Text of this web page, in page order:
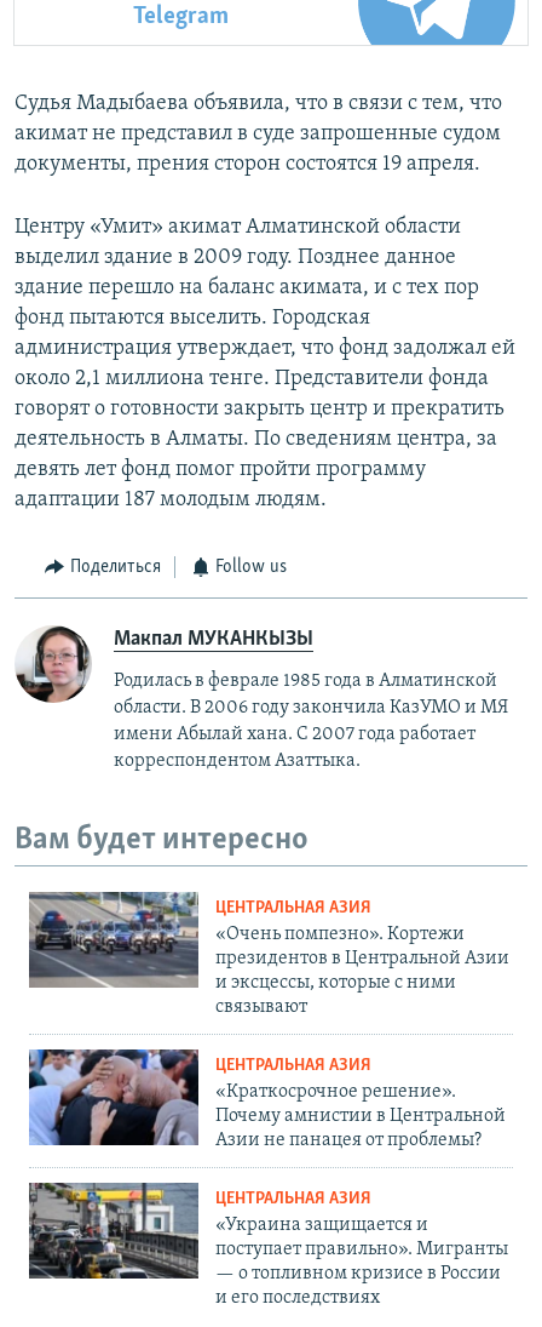
Telegram
Судья Мадыбаева объявила, что в связи с тем, что
акимат не представил в суде запрошенные судом
документы, прения сторон состоятся 19 апреля.
Центру «Умит» акимат Алматинской области
выделил здание в 2009 году. Позднее данное
здание перешло на баланс акимата, и с тех пор
фонд пытаются выселить. Городская
администрация утверждает, что фонд задолжал ей
около 2,1 миллиона тенге. Представители фонда
говорят о готовности закрыть центр и прекратить
деятельность в Алматы. По сведениям центра, за
девять лет фонд помог пройти программу
адаптации 187 молодым людям.
Поделиться Follow us
Макпал МУКАНКЫЗЫ
Родилась в феврале 1985 года в Алматинской
области. В 2006 году закончила КазУМО и МЯ
имени Абылай хана. С 2007 года работает
корреспондентом Азаттыка.
Вам будет интересно
ЦЕНТРАЛЬНАЯ АЗИЯ
«Очень помпезно». Кортежи
президентов в Центральной Азии
и эксцессы, которые с ними
связывают
ЦЕНТРАЛЬНАЯ АЗИЯ
«Краткосрочное решение».
Почему амнистии в Центральной
Азии не панацея от проблемы?
ЦЕНТРАЛЬНАЯ АЗИЯ
«Украина защищается и
поступает правильно». Мигранты
— о топливном кризисе в России
и его последствиях